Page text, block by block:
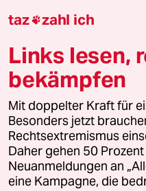
Downloads für
© 2026 taz Verlags und
Alle Rechte vorbehalten. Bei
wenden Sie sich bitte an
Feedback
taz zahl ich
Links lesen,
bekämpfen
Mit doppelter Kraft für
Besonders jetzt
Rechtsextremismus
Daher gehen 50
Neuanmeldungen an
eine Kampagne, die